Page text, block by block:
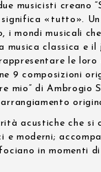
musicisti creano
significa «tutto».
i mondi musicali
musica classica e il
le loro
9 composizioni
mio” di Ambrogio
acustiche che si
e moderni;
in momenti